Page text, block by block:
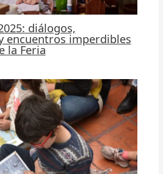
diálogos,
encuentros imperdibles
la Feria